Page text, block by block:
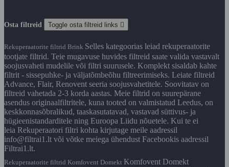
Osta filtreid Toggle osta filtreid links 
Rekuperaatorite filtrid Brink Selles kategoorias leiad rekuperaatorite
tootjate filtrid. Teie mugavuse huvides filtreid saate valida vastavalt
soojusvaheti mudelile või filtri suurusele. Komplekt sisaldab kahte
filtrit - sissepuhke- ja väljatõmbeõhu filtreerimiseks. Leiate filtreid
Advance, Flair, Renovent seeria soojusvahetitele. Soovitatav on
filtreid vahetada 2-3 korda aastas. Meie filtrid on suurepärane
asendus originaalfiltritele, kuna tooted on valmistatud Leedus, on
keskkonnasõbralikud, taaskasutatavad, vastavad süttivus- ja
hügieenistandarditele ning Euroopa Liidu nõuetele. Kui te ei
leia Rekuperaatori filtri kohta kirjutage meile aadressil
info@filtrai1.lt või võtke meiega ühendust Facebookis aadressil
Filtrai1.lt.
Rekuperaatorite filtrid Komfovent Domekt Komfovent Domekt